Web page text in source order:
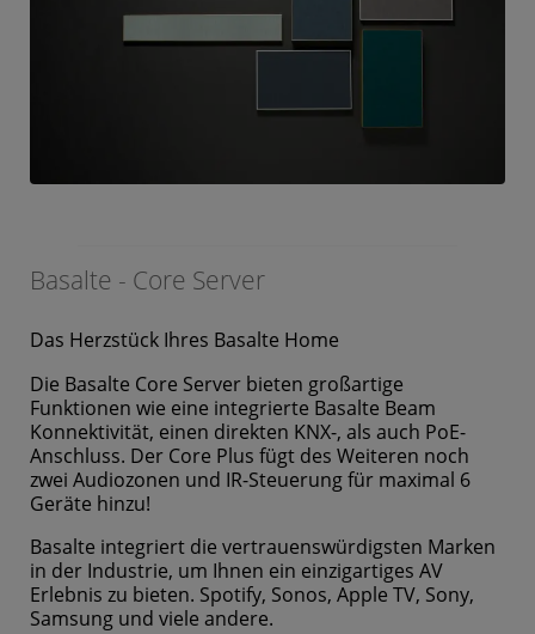
Basalte - Core Server
Das Herzstück Ihres Basalte Home
Die Basalte Core Server bieten großartige
Funktionen wie eine integrierte Basalte Beam
Konnektivität, einen direkten KNX-, als auch PoE-
Anschluss. Der Core Plus fügt des Weiteren noch
zwei Audiozonen und IR-Steuerung für maximal 6
Geräte hinzu!
Basalte integriert die vertrauenswürdigsten Marken
in der Industrie, um Ihnen ein einzigartiges AV
Erlebnis zu bieten. Spotify, Sonos, Apple TV, Sony,
Samsung und viele andere.